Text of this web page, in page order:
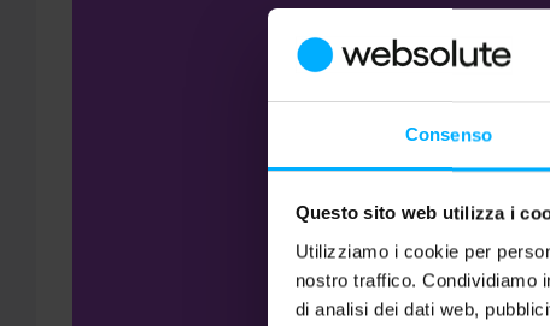
Consenso
Questo sito web utilizza i
Utilizziamo i cookie per
nostro traffico. Condividiamo
di analisi dei dati web,